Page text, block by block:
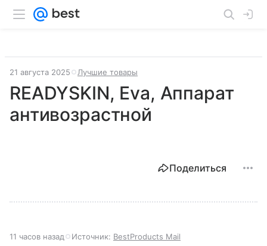
21 августа 2025 Лучшие товары
READYSKIN, Eva, Аппарат
антивозрастной
Поделиться
11 часов назад Источник: BestProducts Mail